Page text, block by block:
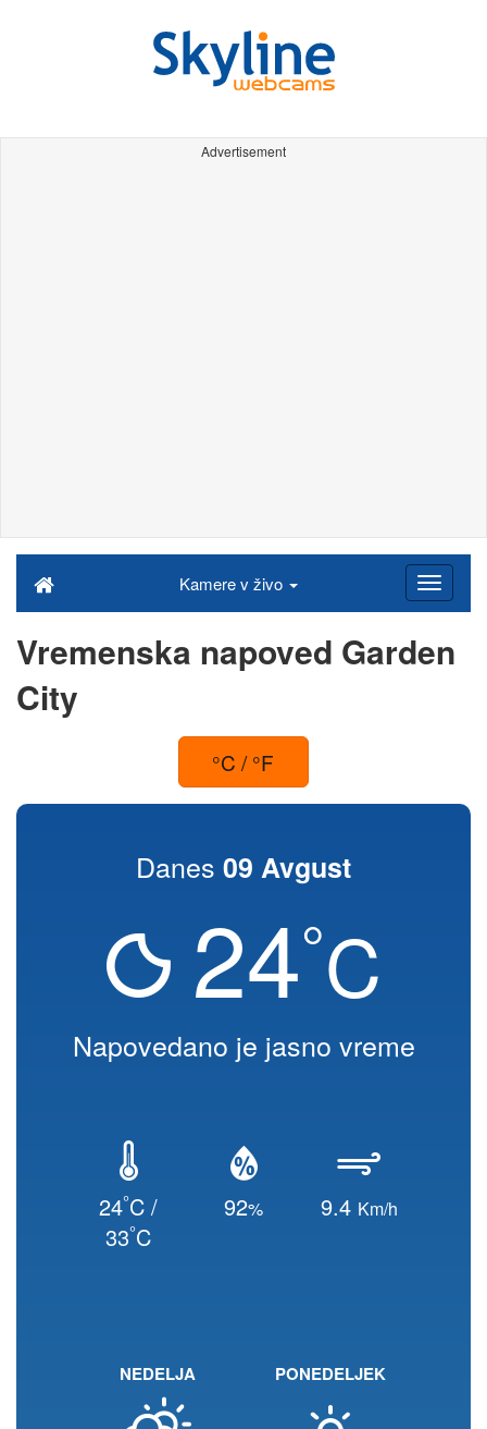
Advertisement
Kamere v živo
Vremenska napoved Garden
City
°C / °F
Danes 09 Avgust
24°C
Napovedano je jasno vreme
24°C /
33°C
92% 9.4 Km/h
NEDELJA PONEDELJEK